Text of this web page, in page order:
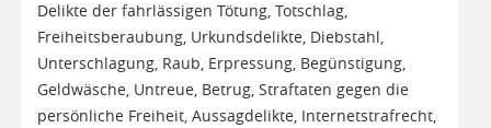
Delikte der fahrlässigen Tötung, Totschlag,
Freiheitsberaubung, Urkundsdelikte, Diebstahl,
Unterschlagung, Raub, Erpressung, Begünstigung,
Geldwäsche, Untreue, Betrug, Straftaten gegen die
persönliche Freiheit, Aussagdelikte, Internetstrafrecht,